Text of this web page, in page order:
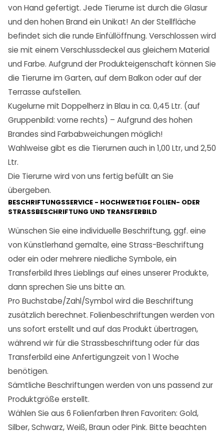
von Hand gefertigt. Jede Tierurne ist durch die Glasur
und den hohen Brand ein Unikat! An der Stellfläche
befindet sich die runde Einfüllöffnung. Verschlossen wird
sie mit einem Verschlussdeckel aus gleichem Material
und Farbe. Aufgrund der Produkteigenschaft können Sie
die Tierurne im Garten, auf dem Balkon oder auf der
Terrasse aufstellen.
Kugelurne mit Doppelherz in Blau in ca. 0,45 Ltr. (auf
Gruppenbild: vorne rechts) – Aufgrund des hohen
Brandes sind Farbabweichungen möglich!
Wahlweise gibt es die Tierurnen auch in 1,00 Ltr, und 2,50
Ltr.
Die Tierurne wird von uns fertig befüllt an Sie
übergeben.
BESCHRIFTUNGSSERVICE - HOCHWERTIGE FOLIEN- ODER
STRASSBESCHRIFTUNG UND TRANSFERBILD
Wünschen Sie eine individuelle Beschriftung, ggf. eine
von Künstlerhand gemalte, eine Strass-Beschriftung
oder ein oder mehrere niedliche Symbole, ein
Transferbild Ihres Lieblings auf eines unserer Produkte,
dann sprechen Sie uns bitte an.
Pro Buchstabe/Zahl/Symbol wird die Beschriftung
zusätzlich berechnet. Folienbeschriftungen werden von
uns sofort erstellt und auf das Produkt übertragen,
während wir für die Strassbeschriftung oder für das
Transferbild eine Anfertigungzeit von 1 Woche
benötigen.
Sämtliche Beschriftungen werden von uns passend zur
Produktgröße erstellt.
Wählen Sie aus 6 Folienfarben Ihren Favoriten: Gold,
Silber, Schwarz, Weiß, Braun oder Pink. Bitte beachten